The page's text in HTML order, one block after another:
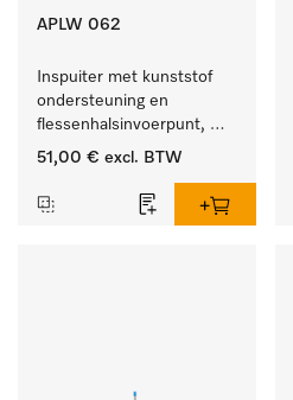
APLW 062
Inspuiter met kunststof
ondersteuning en
flessenhalsinvoerpunt,
ster, Ø 6, lengte 135 mm.
51,00 € excl. BTW